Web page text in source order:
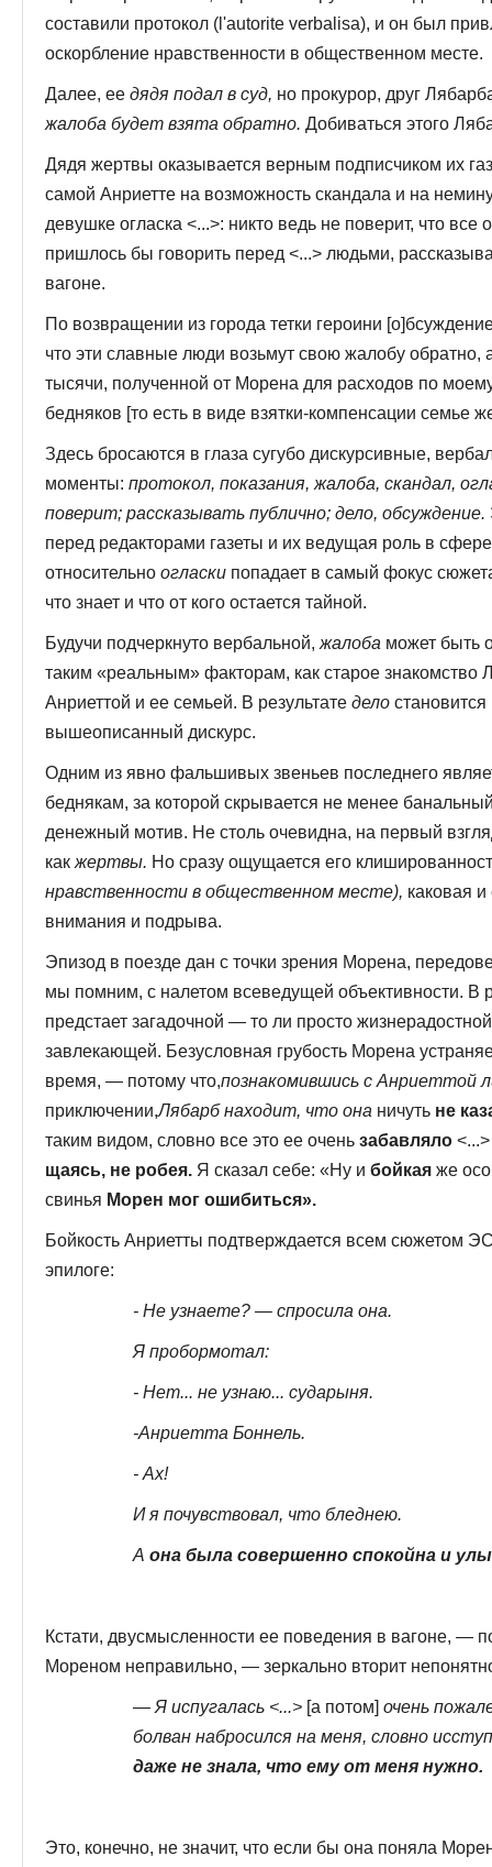
составили протокол (l'autorite verbalisa), и он был
оскорбление нравственности в общественном месте.
Далее, ее дядя подал в суд, но прокурор, друг
жалоба будет взята обратно. Добиваться этого
Дядя жертвы оказывается верным подписчиком их
самой Анриетте на возможность скандала и на
девушке огласка <...>: никто ведь не поверит, что все
пришлось бы говорить перед <...> людьми,
вагоне.
По возвращении из города тетки героини
что эти славные люди возьмут свою жалобу обратно,
тысячи, полученной от Морена для расходов по
бедняков [то есть в виде взятки-компенсации семье
Здесь бросаются в глаза сугубо дискурсивные,
моменты: протокол, показания, жалоба, скандал,
поверит; рассказывать публично; дело, обсуждение.
перед редакторами газеты и их ведущая роль в
относительно огласки попадает в самый фокус
что знает и что от кого остается тайной.
Будучи подчеркнуто вербальной, жалоба может быть
таким «реальным» факторам, как старое
Анриеттой и ее семьей. В результате дело
вышеописанный дискурс.
Одним из явно фальшивых звеньев последнего
беднякам, за которой скрывается не менее
денежный мотив. Не столь очевидна, на первый
как жертвы. Но сразу ощущается его
нравственности в общественном месте), каковая
внимания и подрыва.
Эпизод в поезде дан с точки зрения Морена,
мы помним, с налетом всеведущей объективности. В
предстает загадочной — то ли просто
завлекающей. Безусловная грубость Морена
время, — потому что,познакомившись с Анриеттой
приключении,Лябарб находит, что она ничуть не
таким ви­дом, словно все это ее очень забавляло
щаясь, не робея. Я сказал себе: «Ну и бойкая же
свинья Морен мог ошибиться».
Бойкость Анриетты подтверждается всем сюжетом
эпилоге:
- Не узнаете? — спросила она.
Я пробормотал:
- Нет... не узнаю... сударыня.
-Анриетта Боннель.
- Ах!
И я почувствовал, что бледнею.
А она была совершенно спокойна и
Кстати, двусмысленности ее поведения в вагоне, —
Мореном неправильно, — зеркально вторит
— Я испугалась <...> [а потом] очень
болван набросился на меня, словно
даже не знала, что ему от меня нужно.
Это, конечно, не значит, что если бы она поняла